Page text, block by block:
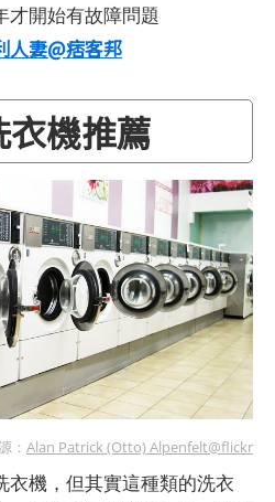
才開始有故障問題
人妻@痞客邦
機推薦
： Alan Patrick (Otto) Alpenfelt@flickr
衣機，但其實這種類的洗衣